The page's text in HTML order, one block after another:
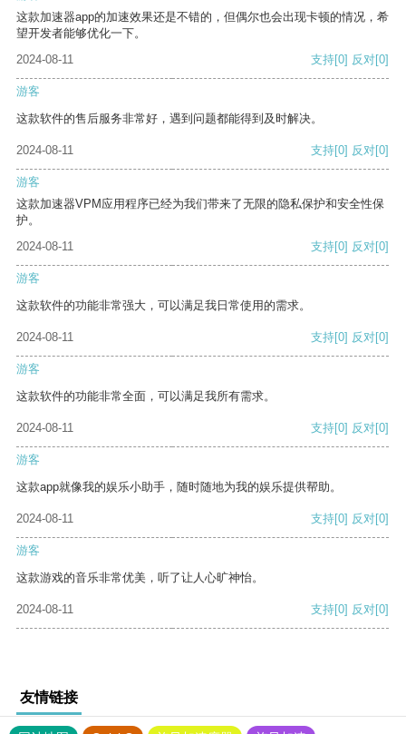
这款加速器app的加速效果还是不错的，但偶尔也会出现卡顿的情况，希
望开发者能够优化一下。
2024-08-11
支持[0] 反对[0]
游客
这款软件的售后服务非常好，遇到问题都能得到及时解决。
2024-08-11 支持[0] 反对[0]
游客
这款加速器VPM应用程序已经为我们带来了无限的隐私保护和安全性保
护。
2024-08-11
支持[0] 反对[0]
游客
这款软件的功能非常强大，可以满足我日常使用的需求。
2024-08-11 支持[0] 反对[0]
游客
这款软件的功能非常全面，可以满足我所有需求。
2024-08-11 支持[0] 反对[0]
游客
这款app就像我的娱乐小助手，随时随地为我的娱乐提供帮助。
2024-08-11 支持[0] 反对[0]
游客
这款游戏的音乐非常优美，听了让人心旷神怡。
2024-08-11 支持[0] 反对[0]
友情链接